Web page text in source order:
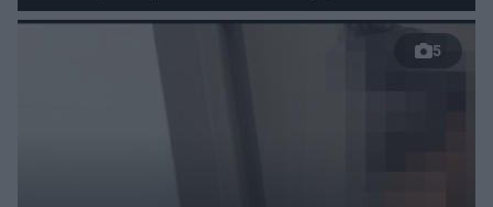
zalewa posesje i budynki
5